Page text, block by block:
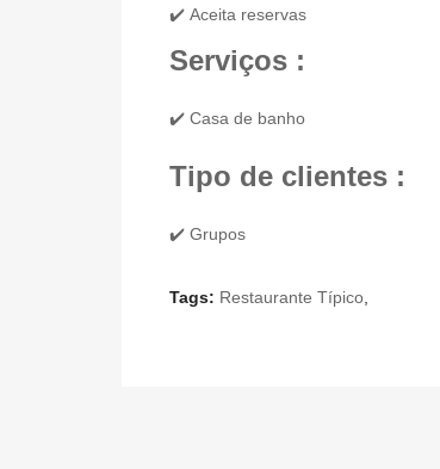
✔️ Aceita reservas
Serviços :
✔️ Casa de banho
Tipo de clientes :
✔️ Grupos
Tags: Restaurante Típico